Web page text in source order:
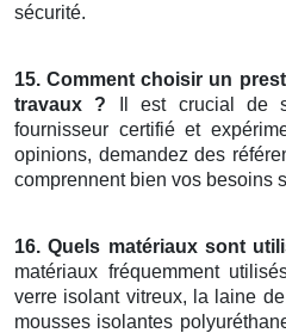
sécurité.
15. Comment choisir un
travaux ? Il est crucial de
fournisseur certifié et
opinions, demandez des
comprennent bien vos besoins
16. Quels matériaux sont
matériaux fréquemment
verre isolant vitreux, la laine
mousses isolantes